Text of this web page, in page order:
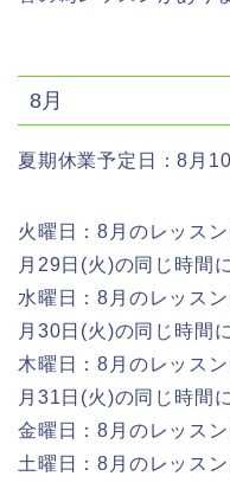
8月
夏期休業予定日：8月
火曜日：8月のレッス
月29日(火)の同じ時間
水曜日：8月のレッス
月30日(火)の同じ時間
木曜日：8月のレッス
月31日(火)の同じ時間
金曜日：8月のレッス
土曜日：8月のレッス